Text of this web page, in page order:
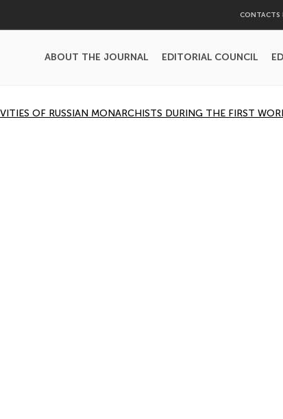
ABOUT THE JOURNAL EDITORIAL COUNCIL
OF RUSSIAN MONARCHISTS DURING THE FIRST